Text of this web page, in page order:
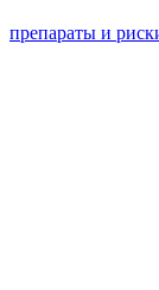
препараты и